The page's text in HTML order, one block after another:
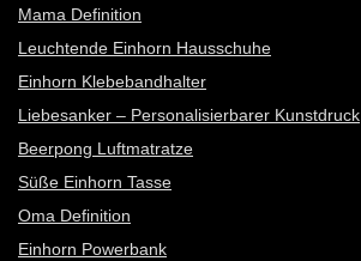
Mama Definition
Leuchtende Einhorn Hausschuhe
Einhorn Klebebandhalter
Liebesanker – Personalisierbarer Kunstdruck
Beerpong Luftmatratze
Süße Einhorn Tasse
Oma Definition
Einhorn Powerbank